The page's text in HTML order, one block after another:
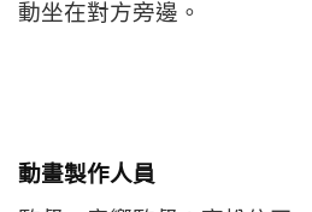
動坐在對方旁邊。
動畫製作人員